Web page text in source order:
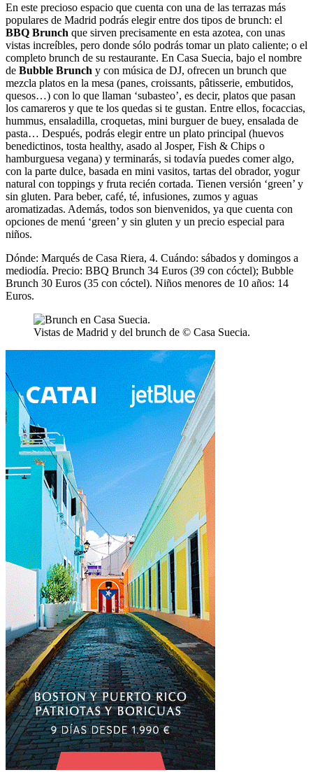
En este precioso espacio que cuenta con una de las terrazas más
populares de Madrid podrás elegir entre dos tipos de brunch: el
BBQ Brunch que sirven precisamente en esta azotea, con unas
vistas increíbles, pero donde sólo podrás tomar un plato caliente; o el
completo brunch de su restaurante. En Casa Suecia, bajo el nombre
de Bubble Brunch y con música de DJ, ofrecen un brunch que
mezcla platos en la mesa (panes, croissants, pâtisserie, embutidos,
quesos…) con lo que llaman ‘subasteo’, es decir, platos que pasan
los camareros y que te los quedas si te gustan. Entre ellos, focaccias,
hummus, ensaladilla, croquetas, mini burguer de buey, ensalada de
pasta… Después, podrás elegir entre un plato principal (huevos
benedictinos, tosta healthy, asado al Josper, Fish & Chips o
hamburguesa vegana) y terminarás, si todavía puedes comer algo,
con la parte dulce, basada en mini vasitos, tartas del obrador, yogur
natural con toppings y fruta recién cortada. Tienen versión ‘green’ y
sin gluten. Para beber, café, té, infusiones, zumos y aguas
aromatizadas. Además, todos son bienvenidos, ya que cuenta con
opciones de menú ‘green’ y sin gluten y un precio especial para
niños.
Dónde: Marqués de Casa Riera, 4. Cuándo: sábados y domingos a
mediodía. Precio: BBQ Brunch 34 Euros (39 con cóctel); Bubble
Brunch 30 Euros (35 con cóctel). Niños menores de 10 años: 14
Euros.
Vistas de Madrid y del brunch de © Casa Suecia.